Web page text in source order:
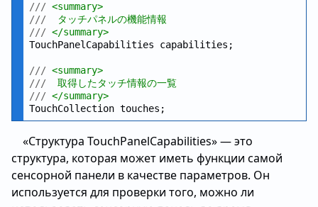
/// <summary>
///
  タッチパネルの機能情報
/// </summary>
TouchPanelCapabilities capabilities;
/// <summary>
///
  取得したタッチ情報の一覧
/// </summary>
«Структура TouchPanelCapabilities» — это
структура, которая может иметь функции самой
сенсорной панели в качестве параметров. Он
используется для проверки того, можно ли